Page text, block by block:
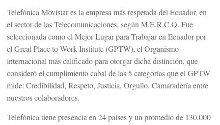
Telefónica Movistar es la empresa más respetada del Ecuador, en
el sector de las Telecomunicaciones, según M.E.R.C.O. Fue
seleccionada como el Mejor Lugar para Trabajar en Ecuador por
el Great Place to Work Institute (GPTW), el Organismo
internacional más calificado para otorgar dicha distinción, que
consideró el cumplimiento cabal de las 5 categorías que el GPTW
mide: Credibilidad, Respeto, Justicia, Orgullo, Camaradería entre
nuestros colaboradores.
Telefónica tiene presencia en 24 países y un promedio de 130.000